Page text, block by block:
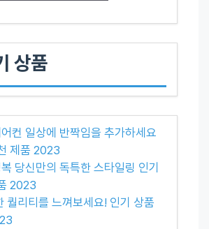
상품
컨 일상에 반짝임을 추가하세요
제품 2023
당신만의 독특한 스타일링 인기
2023
퀄리티를 느껴보세요! 인기 상품